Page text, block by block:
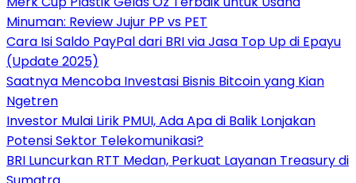
Minuman: Review Jujur PP vs PET
Cara Isi Saldo PayPal dari BRI via Jasa Top Up di Epayu
(Update 2025)
Saatnya Mencoba Investasi Bisnis Bitcoin yang Kian
Ngetren
Investor Mulai Lirik PMUI, Ada Apa di Balik Lonjakan
Potensi Sektor Telekomunikasi?
BRI Luncurkan RTT Medan, Perkuat Layanan Treasury di